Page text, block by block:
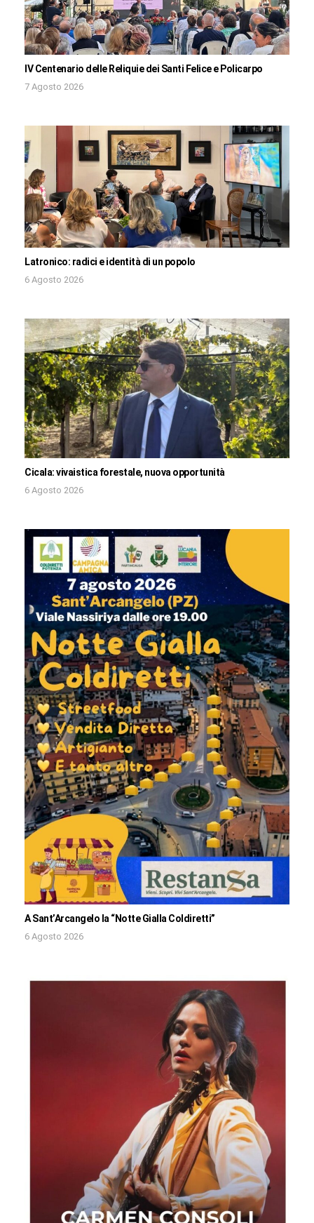
IV Centenario delle Reliquie dei Santi Felice e Policarpo
7 Agosto 2026
Latronico: radici e identità di un popolo
6 Agosto 2026
Cicala: vivaistica forestale, nuova opportunità
6 Agosto 2026
A Sant’Arcangelo la “Notte Gialla Coldiretti”
6 Agosto 2026